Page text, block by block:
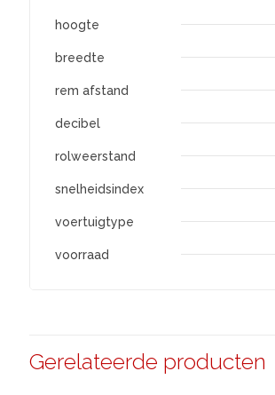
hoogte
breedte
rem afstand
decibel
rolweerstand
snelheidsindex
voertuigtype
voorraad
Gerelateerde producten